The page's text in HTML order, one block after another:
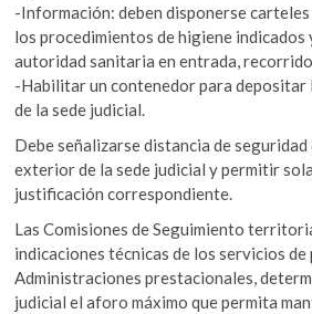
-Información: deben disponerse
los procedimientos de higiene indicados
autoridad sanitaria en entrada,
-Habilitar un contenedor para depositar
de la sede judicial.
Debe señalizarse distancia de seguridad
exterior de la sede judicial y permitir
justificación correspondiente.
Las Comisiones de Seguimiento
indicaciones técnicas de los servicios de
Administraciones prestacionales,
judicial el aforo máximo que permita